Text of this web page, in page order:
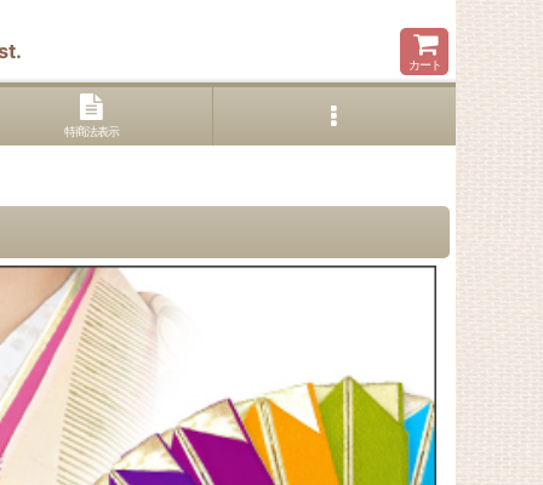
カート
特商法表示